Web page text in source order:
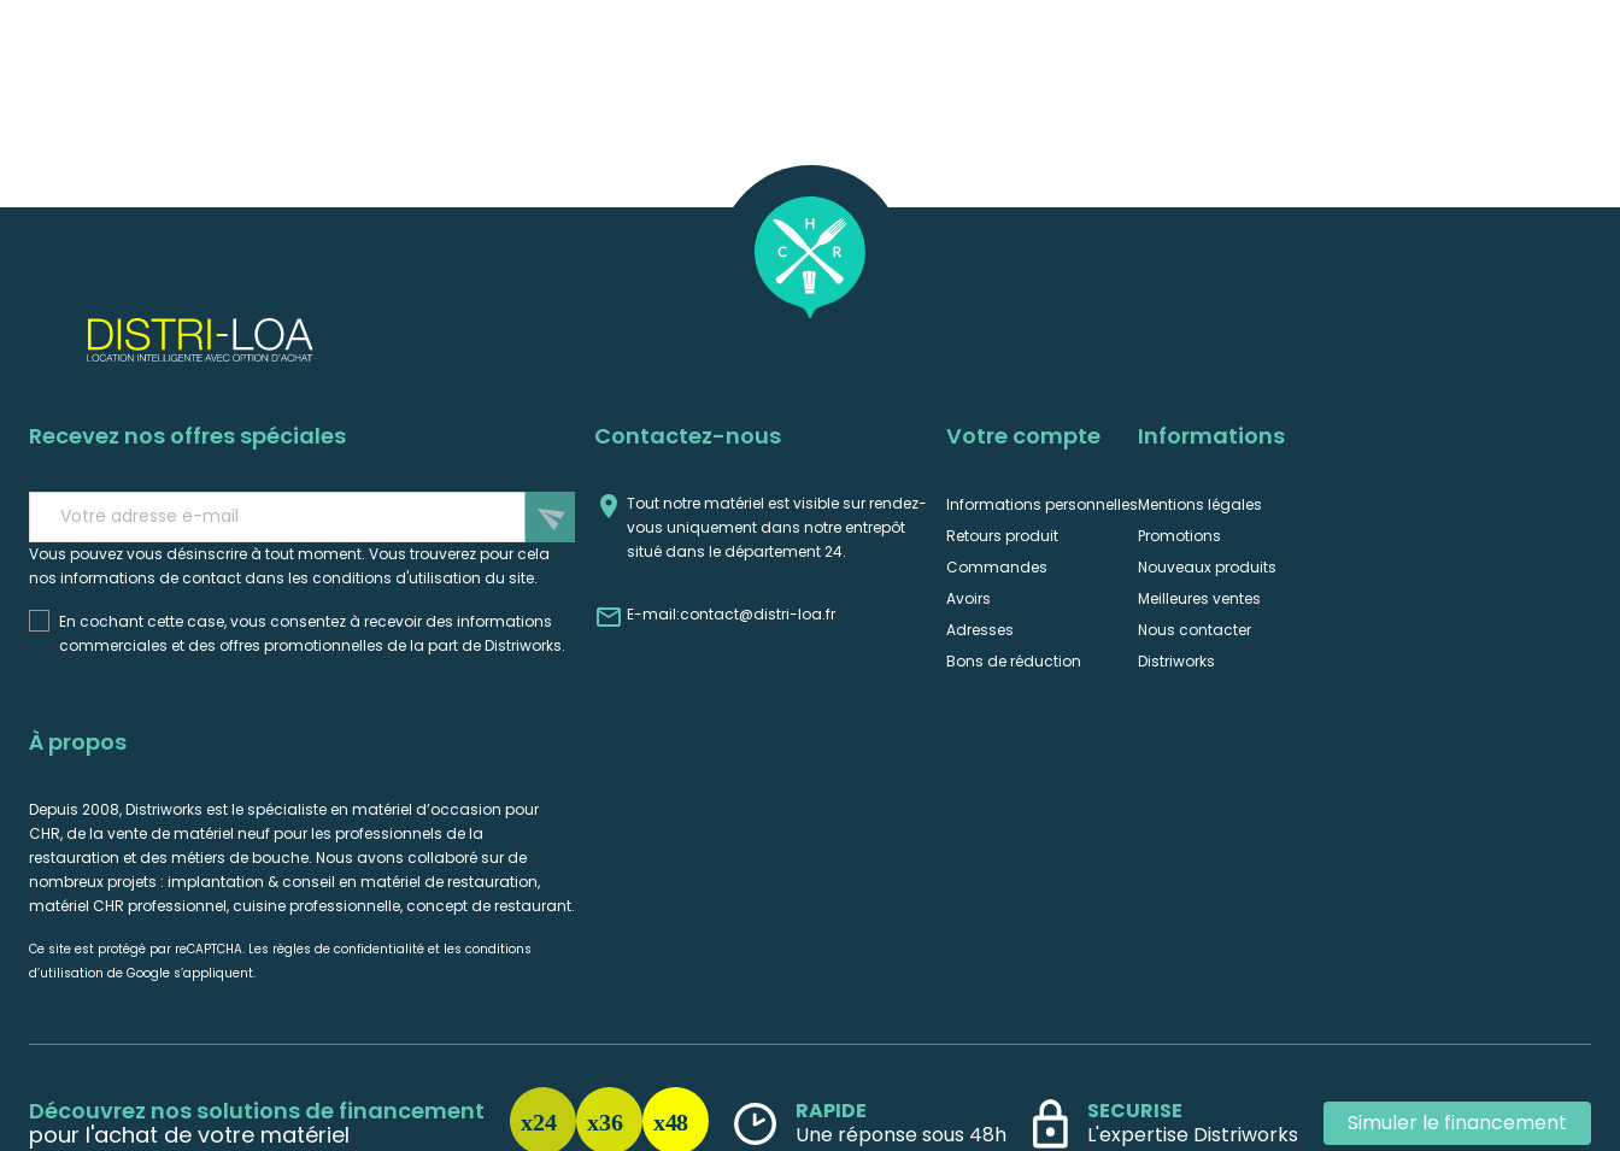
Recevez nos offres spéciales
send
Vous pouvez vous désinscrire à tout moment. Vous trouverez pour cela
nos informations de contact dans les conditions d'utilisation du site.
En cochant cette case, vous consentez à recevoir des informations
commerciales et des offres promotionnelles de la part de Distriworks.
À propos
Depuis 2008, Distriworks est le spécialiste en matériel d’occasion pour
CHR, de la vente de matériel neuf pour les professionnels de la
restauration et des métiers de bouche. Nous avons collaboré sur de
nombreux projets : implantation & conseil en matériel de restauration,
matériel CHR professionnel, cuisine professionnelle, concept de restaurant.
Ce site est protégé par reCAPTCHA. Les règles de confidentialité et les conditions
d’utilisation de Google s’appliquent.
Informations
Mentions légales
Promotions
Nouveaux produits
Meilleures ventes
Nous contacter
Distriworks
Votre compte
Informations personnelles
Retours produit
Commandes
Avoirs
Adresses
Bons de réduction
Contactez-nous
 Tout notre matériel est visible sur rendez-
vous uniquement dans notre entrepôt
situé dans le département 24.
 E-mail:contact@distri-loa.fr
Découvrez nos solutions de financement
pour l'achat de votre matériel
RAPIDE
Une réponse sous 48h
SECURISE
L'expertise Distriworks
Simuler le financement